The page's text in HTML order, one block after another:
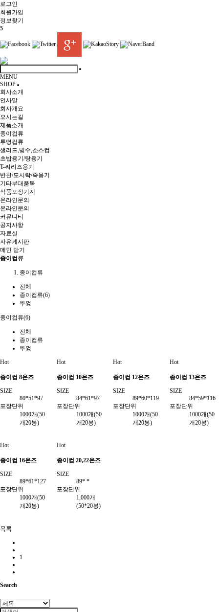
로그인
회원 가입
정보찾기
5
MENU
SHOP
회사소개
인사말
회사개요
오시는길
제품소개
종이컵류
투명컵류
샐러드,빙수,소스컵
초밥용기/탕용기
T-씨리즈용기
반찬/도시락/죽용기
기타부대품목
식품포장기계
온라인문의
온라인문의
커뮤니티
공지사항
자료실
자유게시판
메인 닫기
종이컵류
종이컵류
전체
종이컵류(6)
뚜껑
종이컵류(6)
전체
종이컵류
뚜껑
Hot
종이컵 8온즈
SIZE
80*51*97
포장단위
1000개(50
개20봉)
Hot
종이컵 10온즈
SIZE
84*61*97
포장단위
1000개(50
개20봉)
Hot
종이컵 12온즈
SIZE
89*60*119
포장단위
1000개(50
개20봉)
Hot
종이컵 13온즈
SIZE
84*59*116
포장단위
1000개(50
개20봉)
Hot
종이컵 16온즈
SIZE
89*61*127
포장단위
1000개(50
개20봉)
Hot
종이컵 20,22온즈
SIZE
89* *
포장단위
1,000개
(50*20봉)
목록
1
Search